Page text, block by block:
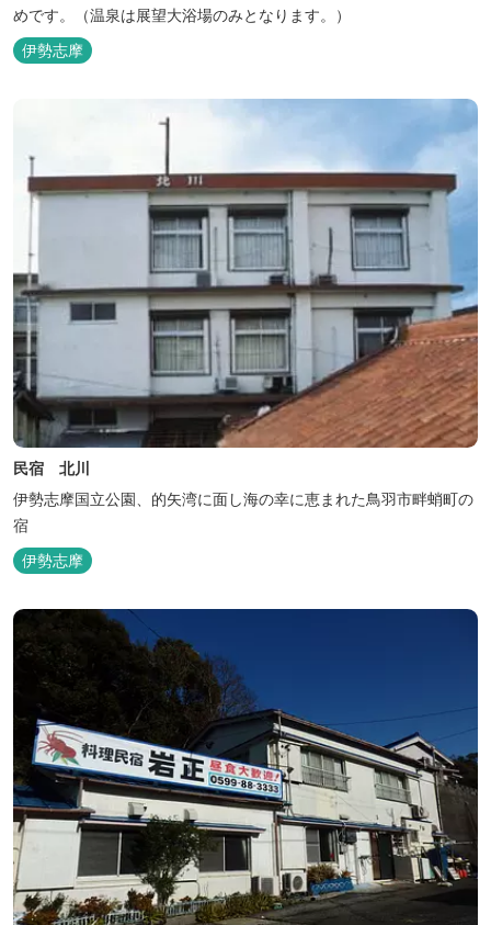
めです。（温泉は展望大浴場のみとなります。）
伊勢志摩
民宿 北川
伊勢志摩国立公園、的矢湾に面し海の幸に恵まれた鳥羽市畔蛸町の
宿
伊勢志摩